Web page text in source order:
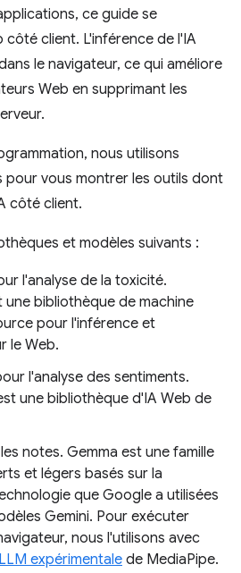
ce guide se
côté client. L'inférence de l'IA
le navigateur, ce qui améliore
Web en supprimant les
nous utilisons
vous montrer les outils dont
côté client.
et modèles suivants :
l'analyse de la toxicité.
une bibliothèque de machine
pour l'inférence et
le Web.
l'analyse des sentiments.
une bibliothèque d'IA Web de
notes. Gemma est une famille
et légers basés sur la
que Google a utilisées
Gemini. Pour exécuter
nous l'utilisons avec
expérimentale de MediaPipe.